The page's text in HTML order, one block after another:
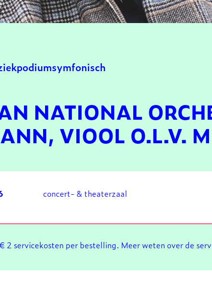
podiumsymfonisch
NATIONAL
VIOOL O.L.V.
concert- & theaterzaal
2 servicekosten per bestelling. Meer weten over de